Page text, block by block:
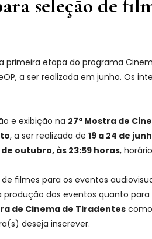
seleção de
etapa do programa
a ser realizada em junho. Os
e exibição na 27ª Mostra de
, a ser realizada de 19 a 24 de
de outubro, às 23:59 horas,
filmes para os eventos
dos eventos quanto para
de Cinema de Tiradentes
deseja inscrever.